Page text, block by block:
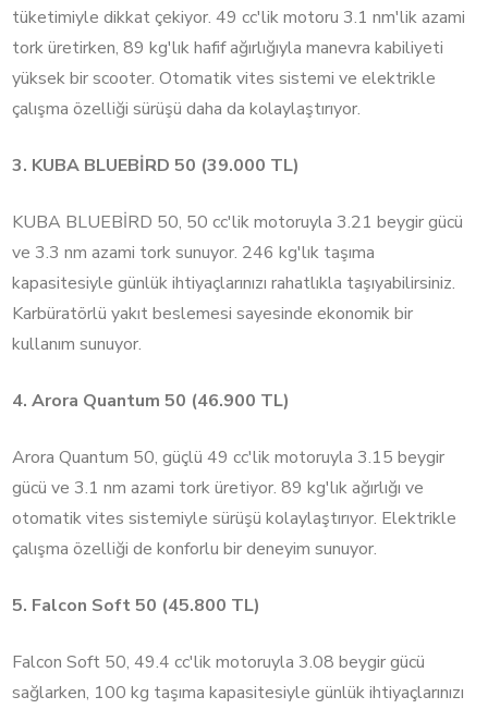
tüketimiyle dikkat çekiyor. 49 cc'lik motoru 3.1 nm'lik azami
tork üretirken, 89 kg'lık hafif ağırlığıyla manevra kabiliyeti
yüksek bir scooter. Otomatik vites sistemi ve elektrikle
çalışma özelliği sürüşü daha da kolaylaştırıyor.
3. KUBA BLUEBİRD 50 (39.000 TL)
KUBA BLUEBİRD 50, 50 cc'lik motoruyla 3.21 beygir gücü
ve 3.3 nm azami tork sunuyor. 246 kg'lık taşıma
kapasitesiyle günlük ihtiyaçlarınızı rahatlıkla taşıyabilirsiniz.
Karbüratörlü yakıt beslemesi sayesinde ekonomik bir
kullanım sunuyor.
4. Arora Quantum 50 (46.900 TL)
Arora Quantum 50, güçlü 49 cc'lik motoruyla 3.15 beygir
gücü ve 3.1 nm azami tork üretiyor. 89 kg'lık ağırlığı ve
otomatik vites sistemiyle sürüşü kolaylaştırıyor. Elektrikle
çalışma özelliği de konforlu bir deneyim sunuyor.
5. Falcon Soft 50 (45.800 TL)
Falcon Soft 50, 49.4 cc'lik motoruyla 3.08 beygir gücü
sağlarken, 100 kg taşıma kapasitesiyle günlük ihtiyaçlarınızı